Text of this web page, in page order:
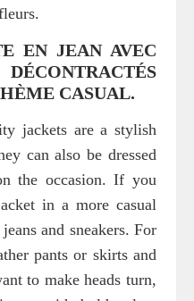
EN JEAN AVEC
CASUAL.
jackets are a stylish
can also be dressed
the occasion. If you
in a more casual
and sneakers. For
pants or skirts and
to make heads turn,